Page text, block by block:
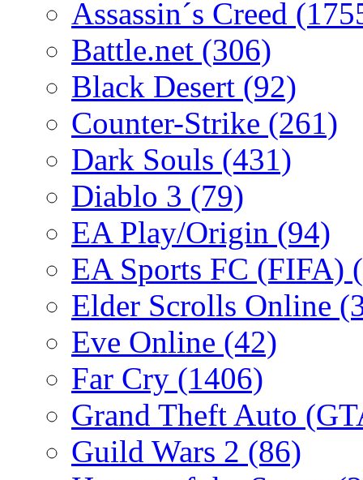
Assassin´s Creed
Battle.net (306)
Black Desert (92)
Counter-Strike (261)
Dark Souls (431)
Diablo 3 (79)
EA Play/Origin (94)
EA Sports FC (FIFA)
Elder Scrolls Online
Eve Online (42)
Far Cry (1406)
Grand Theft Auto
Guild Wars 2 (86)